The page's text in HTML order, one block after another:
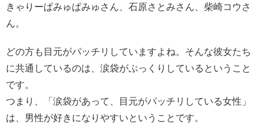
きゃりーぱみゅぱみゅさん、石原さとみさん、柴崎コウさ
ん。
どの方も目元がパッチリしていますよね。そんな彼女たち
に共通しているのは、涙袋がぷっくりしているということ
です。
つまり、「涙袋があって、目元がパッチリしている女性」
は、男性が好きになりやすいということです。